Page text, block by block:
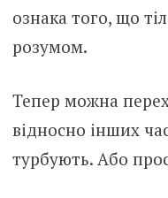
ознака того, що
розумом.
Тепер можна
відносно інших
турбують. Або